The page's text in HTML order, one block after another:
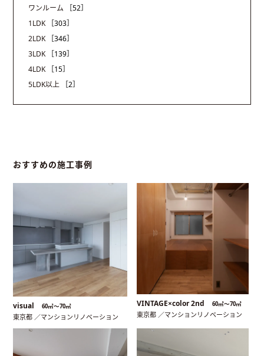
ワンルーム
［52］
1LDK
［303］
2LDK
［346］
3LDK
［139］
4LDK
［15］
5LDK以上
［2］
おすすめの施工事例
visual 60㎡〜70㎡
東京都 ／マンションリノベーション
VINTAGE×color 2nd 60㎡〜70㎡
東京都 ／マンションリノベーション